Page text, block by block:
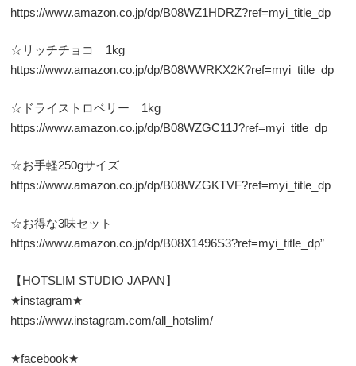
https://www.amazon.co.jp/dp/B08WZ1HDRZ?ref=myi_title_dp
☆リッチチョコ 1kg
https://www.amazon.co.jp/dp/B08WWRKX2K?ref=myi_title_dp
☆ドライストロベリー 1kg
https://www.amazon.co.jp/dp/B08WZGC11J?ref=myi_title_dp
☆お手軽250gサイズ
https://www.amazon.co.jp/dp/B08WZGKTVF?ref=myi_title_dp
☆お得な3味セット
https://www.amazon.co.jp/dp/B08X1496S3?ref=myi_title_dp”
【HOTSLIM STUDIO JAPAN】
★instagram★
https://www.instagram.com/all_hotslim/
★facebook★